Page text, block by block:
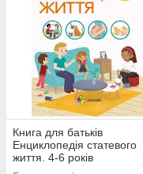
Книга для батьків
Енциклопедія статевого
життя. 4-6 років